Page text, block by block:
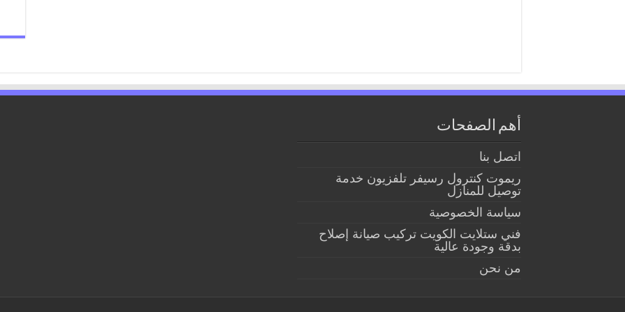
أهم الصفحات
اتصل بنا
ريموت كنترول رسيفر تلفزيون خدمة
توصيل للمنازل
سياسة الخصوصية
فني ستلايت الكويت تركيب صيانة إصلاح
بدقة وجودة عالية
من نحن